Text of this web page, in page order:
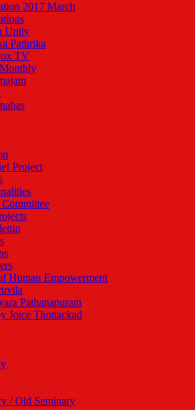
2017 March
Unity
Pathrika
TV
Project
Human Empowerment
Pathanapuram
Joice Thottackad
/ Old Seminary